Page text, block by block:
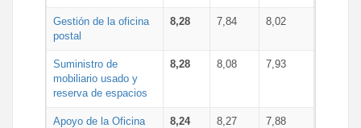
Gestión de la oficina
postal
8,28 7,84 8,02
Suministro de
mobiliario usado y
reserva de espacios
8,28 8,08 7,93
Apoyo de la Oficina
8,24 8,27 7,88